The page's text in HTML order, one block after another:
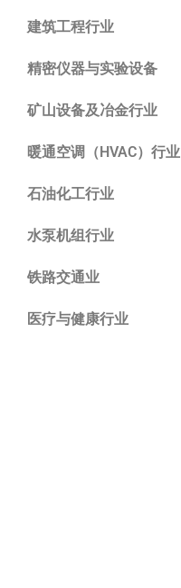
建筑工程行业
精密仪器与实验设备
矿山设备及冶金行业
暖通空调（HVAC）行业
石油化工行业
水泵机组行业
铁路交通业
医疗与健康行业